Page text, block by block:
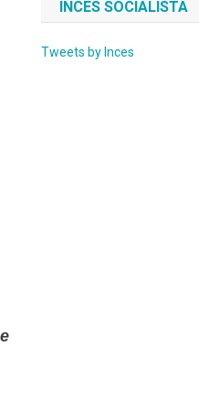
INCES SOCIALISTA
Tweets by Inces